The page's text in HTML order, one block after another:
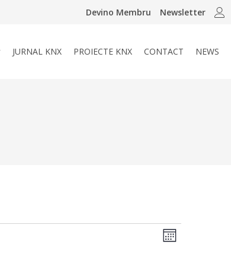
Devino Membru Newsletter
JURNAL KNX PROIECTE KNX CONTACT NEWS
Navigare
Lună